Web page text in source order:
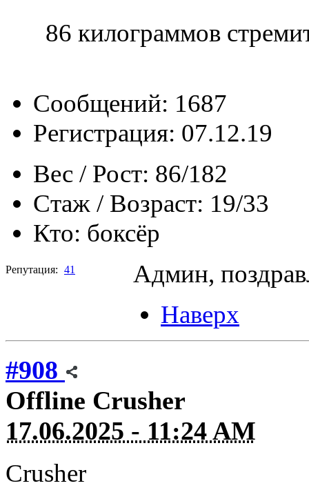
86 килограммов
Сообщений: 1687
Регистрация: 07.12.19
Вес / Рост: 86/182
Стаж / Возраст: 19/33
Кто: боксёр
Репутация: 41
Админ,
Наверх
#908
Offline Crusher
17.06.2025 - 11:24 AM
Crusher